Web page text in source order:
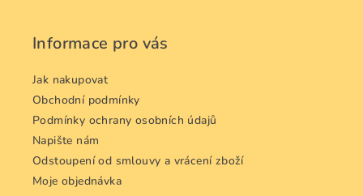
Informace pro vás
Jak nakupovat
Obchodní podmínky
Podmínky ochrany osobních údajů
Napište nám
Odstoupení od smlouvy a vrácení zboží
Moje objednávka